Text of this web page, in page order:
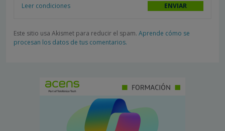
Leer condiciones
Este sitio usa Akismet para reducir el spam. Aprende cómo se
procesan los datos de tus comentarios.